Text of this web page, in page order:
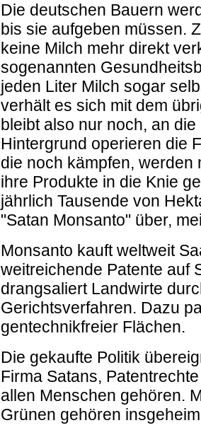
Die deutschen Bauern
bis sie aufgeben müssen.
keine Milch mehr direkt
sogenannten
jeden Liter Milch sogar
verhält es sich mit dem
bleibt also nur noch, an
Hintergrund operieren die
die noch kämpfen, werden
ihre Produkte in die Knie
jährlich Tausende von
"Satan Monsanto" über,
Monsanto kauft weltweit
weitreichende Patente auf
drangsaliert Landwirte
Gerichtsverfahren. Dazu
gentechnikfreier Flächen.
Die gekaufte Politik
Firma Satans,
allen Menschen gehören.
Grünen gehören